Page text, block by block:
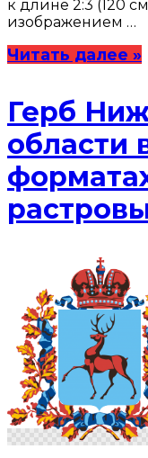
к длине 2:3 (120
изображением …
Читать далее »
Герб
области